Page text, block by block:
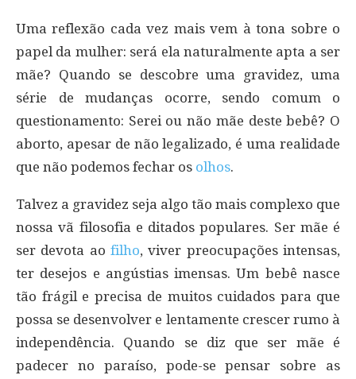
Uma reflexão cada vez mais vem à tona sobre o
papel da mulher: será ela naturalmente apta a ser
mãe? Quando se descobre uma gravidez, uma
série de mudanças ocorre, sendo comum o
questionamento: Serei ou não mãe deste bebê? O
aborto, apesar de não legalizado, é uma realidade
que não podemos fechar os olhos.
Talvez a gravidez seja algo tão mais complexo que
nossa vã filosofia e ditados populares. Ser mãe é
ser devota ao filho, viver preocupações intensas,
ter desejos e angústias imensas. Um bebê nasce
tão frágil e precisa de muitos cuidados para que
possa se desenvolver e lentamente crescer rumo à
independência. Quando se diz que ser mãe é
padecer no paraíso, pode-se pensar sobre as